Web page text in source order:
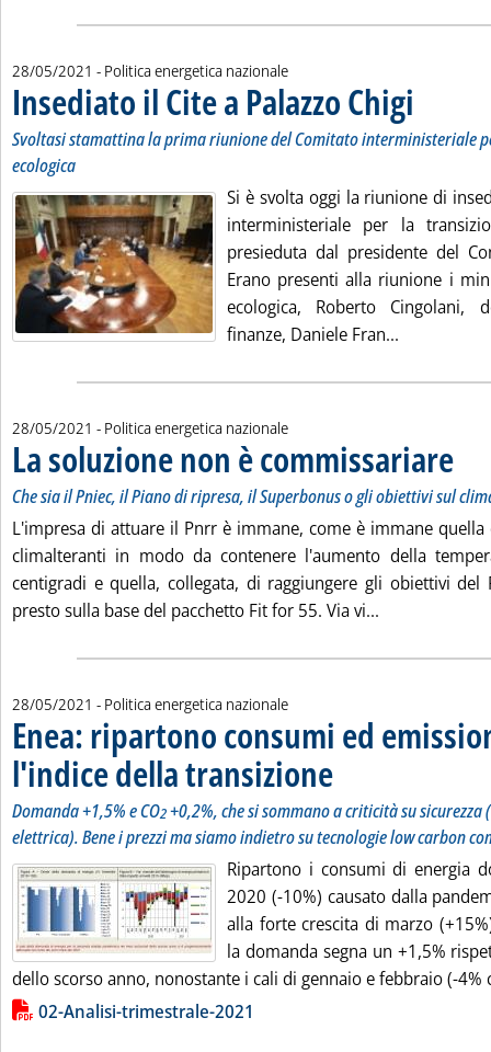
28/05/2021 - Politica energetica nazionale
Insediato il Cite a Palazzo Chigi
Svoltasi stamattina la prima riunione del Comitato interministeriale
ecologica
Si è svolta oggi la riunione di
interministeriale per la
presieduta dal presidente del
Erano presenti alla riunione i
ecologica, Roberto Cingolani,
finanze, Daniele Fran...
28/05/2021 - Politica energetica nazionale
La soluzione non è commissariare
Che sia il Pniec, il Piano di ripresa, il Superbonus o gli obiettivi sul
L'impresa di attuare il Pnrr è immane, come è immane
climalteranti in modo da contenere l'aumento della
centigradi e quella, collegata, di raggiungere gli obiettivi del
presto sulla base del pacchetto Fit for 55. Via vi...
28/05/2021 - Politica energetica nazionale
Enea: ripartono consumi ed
l'indice della transizione
Domanda +1,5% e CO2+0,2%, che si sommano a criticità su
elettrica). Bene i prezzi ma siamo indietro su tecnologie low carbon
Ripartono i consumi di energia
2020 (-10%) causato dalla
alla forte crescita di marzo
la domanda segna un +1,5%
dello scorso anno, nonostante i cali di gennaio e febbraio (-4%
Lista allegati PDF alla notizia
02-Analisi-trimestrale-2021